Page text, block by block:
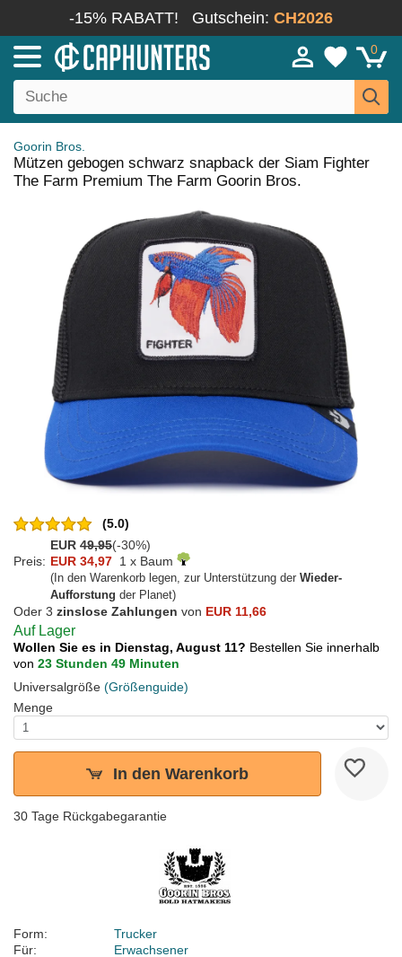
-15% RABATT! Gutschein: CH2026
0
Goorin Bros.
Mützen gebogen schwarz snapback der Siam Fighter
The Farm Premium The Farm Goorin Bros.
(5.0)
EUR 49,95(-30%)
Preis: EUR 34,97 1 x Baum
(In den Warenkorb legen, zur Unterstützung der Wieder-
Aufforstung der Planet)
Oder 3 zinslose Zahlungen von EUR 11,66
Auf Lager
Wollen Sie es in Dienstag, August 11? Bestellen Sie innerhalb
von 23 Stunden 49 Minuten
Universalgröße (Größenguide)
Menge
In den Warenkorb
30 Tage Rückgabegarantie
Form:
Trucker
Für:
Erwachsener